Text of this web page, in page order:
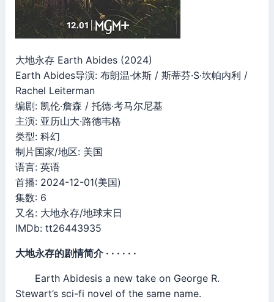
大地永存 Earth Abides (2024)
Earth Abides导演: 布朗温·休斯 / 斯蒂芬·S·坎帕内利 /
Rachel Leiterman
编剧: 凯伦·詹森 / 托德·考马尔尼基
主演: 亚历山大·路德韦格
类型: 科幻
制片国家/地区: 美国
语言: 英语
首播: 2024-12-01(美国)
集数: 6
又名: 大地永存/地球末日
IMDb: tt26443935
大地永存的剧情简介 · · · · · ·
Earth Abidesis a new take on George R.
Stewart’s sci-fi novel of the same name.